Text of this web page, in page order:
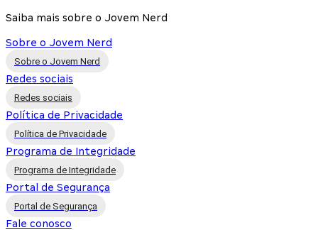
Saiba mais sobre o Jovem Nerd
Sobre o Jovem Nerd
Sobre o Jovem Nerd
Redes sociais
Redes sociais
Política de Privacidade
Política de Privacidade
Programa de Integridade
Programa de Integridade
Portal de Segurança
Portal de Segurança
Fale conosco